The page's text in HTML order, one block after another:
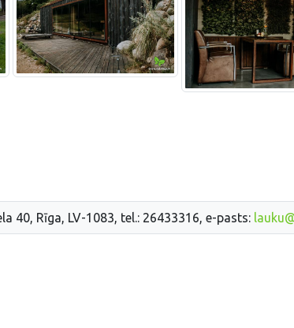
40, Rīga, LV-1083, tel.: 26433316, e-pasts: